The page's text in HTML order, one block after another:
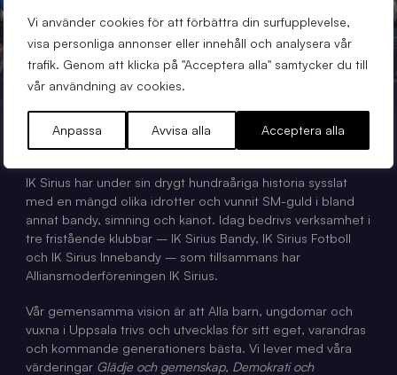
Vi använder cookies för att förbättra din surfupplevelse,
visa personliga annonser eller innehåll och analysera vår
trafik. Genom att klicka på "Acceptera alla" samtycker du till
vår användning av cookies.
Anpassa Avvisa alla Acceptera alla
OM IK SIRIUS
IK Sirius har under sin drygt hundraåriga historia sysslat
med en mängd olika idrotter och vunnit SM-guld i bland
annat bandy, simning och kanot. Idag bedrivs verksamhet i
tre fristående klubbar – IK Sirius Bandy, IK Sirius Fotboll
och IK Sirius Innebandy – som tillsammans har
Alliansmoderföreningen IK Sirius.
Vår gemensamma vision är att Alla barn, ungdomar och
vuxna i Uppsala trivs och utvecklas för sitt eget, varandras
och kommande generationers bästa. Vi lever med våra
värderingar Glädje och gemenskap, Demokrati och